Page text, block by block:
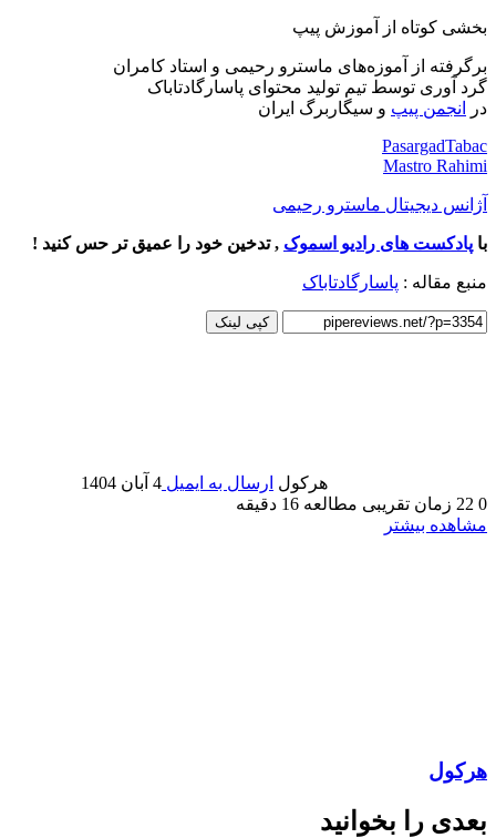
بخشی کوتاه از آموزش پیپ
برگرفته از آموزه‌های ماسترو رحیمی و استاد کامران
گرد آوری توسط تیم تولید محتوای پاسارگادتاباک
در
انجمن پیپ و سیگاربرگ ایران
PasargadTabac
Mastro Rahimi
آژانس دیجیتال ماسترو رحیمی
با پادکست های رادیو اسموک , تدخین خود را عمیق تر حس کنید !
منبع مقاله : پاسارگادتاباک
کپی لینک
هرکول ارسال به ایمیل 4 آبان 1404
0
زمان تقریبی مطالعه 16 دقیقه
مشاهده بیشتر
هرکول
بعدی را بخوانید